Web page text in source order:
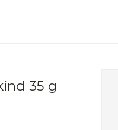
35 g